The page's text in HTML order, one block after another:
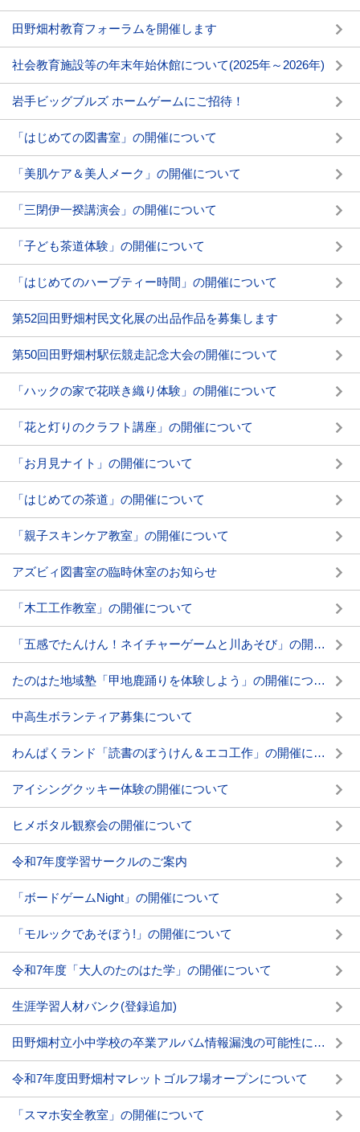
田野畑村教育フォーラムを開催します
社会教育施設等の年末年始休館について(2025年～2026年)
岩手ビッグブルズ ホームゲームにご招待！
「はじめての図書室」の開催について
「美肌ケア＆美人メーク」の開催について
「三閉伊一揆講演会」の開催について
「子ども茶道体験」の開催について
「はじめてのハーブティー時間」の開催について
第52回田野畑村民文化展の出品作品を募集します
第50回田野畑村駅伝競走記念大会の開催について
「ハックの家で花咲き織り体験」の開催について
「花と灯りのクラフト講座」の開催について
「お月見ナイト」の開催について
「はじめての茶道」の開催について
「親子スキンケア教室」の開催について
アズビィ図書室の臨時休室のお知らせ
「木工工作教室」の開催について
「五感でたんけん！ネイチャーゲームと川あそび」の開催について
たのはた地域塾「甲地鹿踊りを体験しよう」の開催について
中高生ボランティア募集について
わんぱくランド「読書のぼうけん＆エコ工作」の開催について
アイシングクッキー体験の開催について
ヒメボタル観察会の開催について
令和7年度学習サークルのご案内
「ボードゲームNight」の開催について
「モルックであそぼう!」の開催について
令和7年度「大人のたのはた学」の開催について
生涯学習人材バンク(登録追加)
田野畑村立小中学校の卒業アルバム情報漏洩の可能性について
令和7年度田野畑村マレットゴルフ場オープンについて
「スマホ安全教室」の開催について